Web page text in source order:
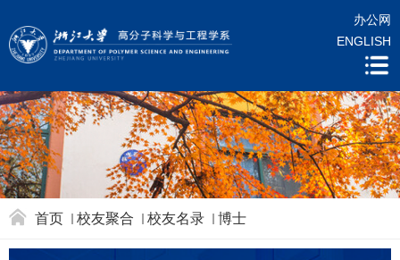
办公网
ENGLISH
首页 校友聚合 校友名录 博士